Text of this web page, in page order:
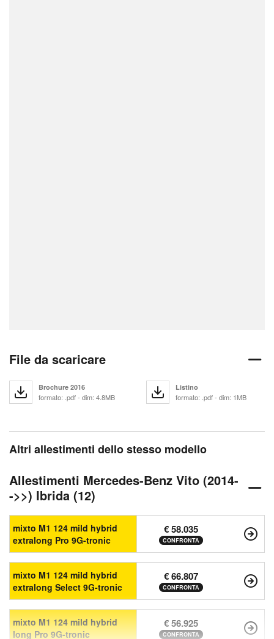
File da scaricare
Brochure 2016
formato: .pdf - dim: 4.8MB
Listino
formato: .pdf - dim: 1MB
Altri allestimenti dello stesso modello
Allestimenti Mercedes-Benz Vito (2014-
->>) Ibrida (12)
mixto M1 124 mild hybrid
extralong Pro 9G-tronic
€ 58.035
CONFRONTA
mixto M1 124 mild hybrid
extralong Select 9G-tronic
€ 66.807
CONFRONTA
mixto M1 124 mild hybrid
long Pro 9G-tronic
€ 56.925
CONFRONTA